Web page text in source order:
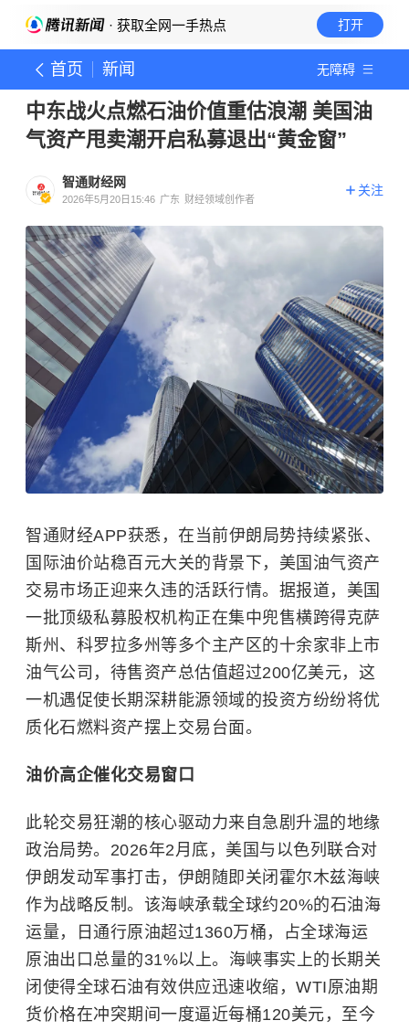
· 获取全网一手热点 打开
首页 新闻 无障碍
中东战火点燃石油价值重估浪潮 美国油
气资产甩卖潮开启私募退出“黄金窗”
智通财经网
2026年5月20日15:46 广东 财经领域创作者
关注
智通财经APP获悉，在当前伊朗局势持续紧张、
国际油价站稳百元大关的背景下，美国油气资产
交易市场正迎来久违的活跃行情。据报道，美国
一批顶级私募股权机构正在集中兜售横跨得克萨
斯州、科罗拉多州等多个主产区的十余家非上市
油气公司，待售资产总估值超过200亿美元，这
一机遇促使长期深耕能源领域的投资方纷纷将优
质化石燃料资产摆上交易台面。
油价高企催化交易窗口
此轮交易狂潮的核心驱动力来自急剧升温的地缘
政治局势。2026年2月底，美国与 以色列 联合对
伊朗发动军事打击，伊朗随即关闭 霍尔木兹海峡
作为战略反制。该海峡承载全球约20%的石油海
运量，日通行原油超过1360万桶，占全球海运
原油出口总量的31%以上。海峡事实上的长期关
闭使得全球石油有效供应迅速收缩，WTI原油期
货价格在冲突期间一度逼近每桶120美元，至今